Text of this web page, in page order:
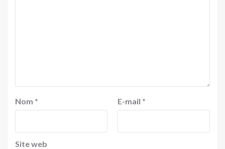
Nom * E-mail *
Site web